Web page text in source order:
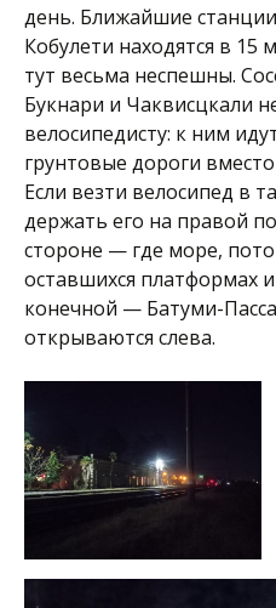
день. Ближайшие
Кобулети находятся в 15
тут весьма неспешны.
Букнари и Чаквисцкали
велосипедисту: к ним
грунтовые дороги
Если везти велосипед в
держать его на правой
стороне — где море,
оставшихся платформах
конечной — Батуми-
открываются слева.